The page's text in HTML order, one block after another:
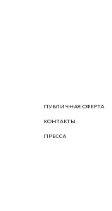
КОНТАКТЫ
ПРЕССА
ПУБЛИЧНАЯ ОФЕРТА